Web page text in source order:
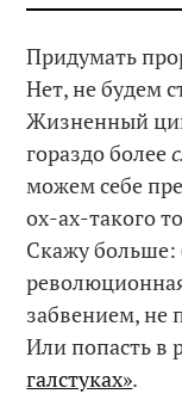
Придумать
Нет, не будем
Жизненный
гораздо более
можем себе
ох-ах-такого
Скажу больше:
забвением, не
Или попасть
галстуках».